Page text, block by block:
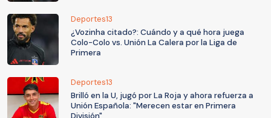
Deportes13
¿Vozinha citado?: Cuándo y a qué hora juega
Colo-Colo vs. Unión La Calera por la Liga de
Primera
Deportes13
Brilló en la U, jugó por La Roja y ahora refuerza a
Unión Española: "Merecen estar en Primera
División"